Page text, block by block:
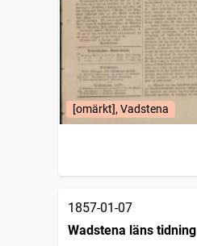
[omärkt], Vadstena
1857-01-07
Wadstena läns tidning